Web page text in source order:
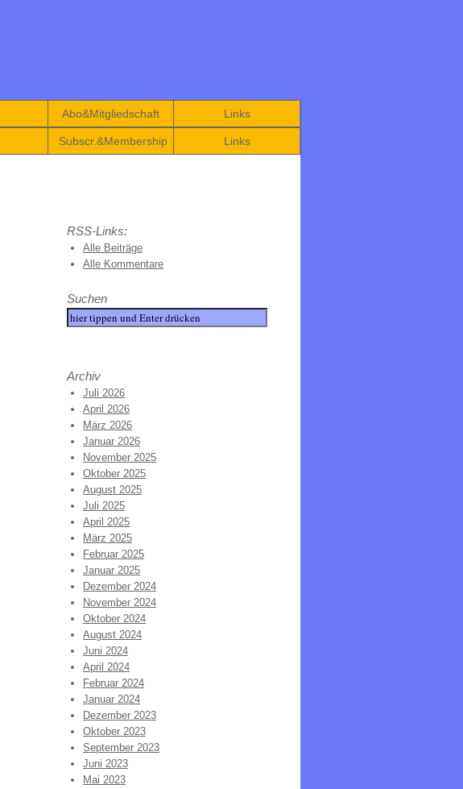
Abo&Mitgliedschaft Links
Subscr.&Membership Links
RSS-Links:
Alle Beiträge
Alle Kommentare
Suchen
Archiv
Juli 2026
April 2026
März 2026
Januar 2026
November 2025
Oktober 2025
August 2025
Juli 2025
April 2025
März 2025
Februar 2025
Januar 2025
Dezember 2024
November 2024
Oktober 2024
August 2024
Juni 2024
April 2024
Februar 2024
Januar 2024
Dezember 2023
Oktober 2023
September 2023
Juni 2023
Mai 2023